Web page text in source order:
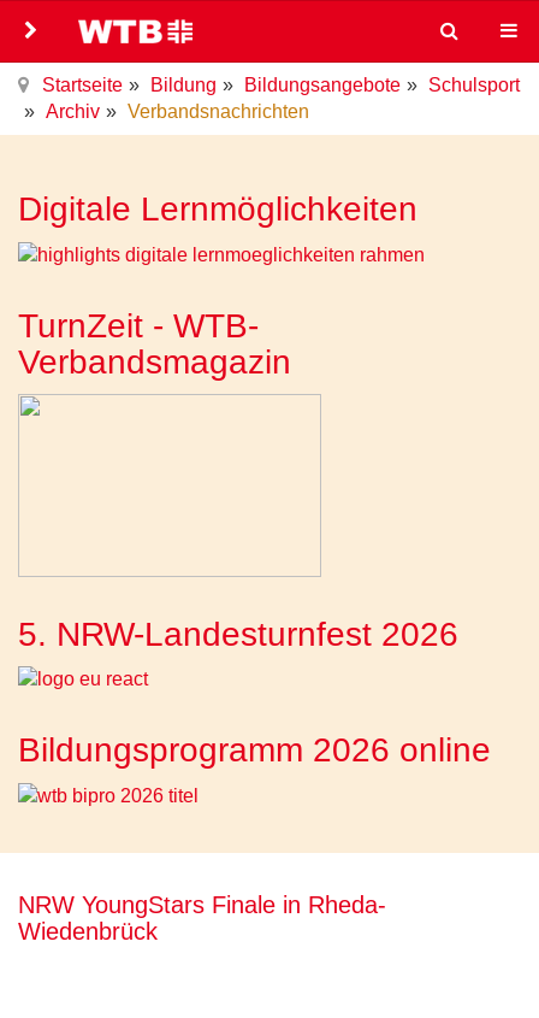
Startseite Bildung Bildungsangebote
Schulsport
Archiv
Verbandsnachrichten
Digitale Lernmöglichkeiten
TurnZeit - WTB-
Verbandsmagazin
5. NRW-Landesturnfest 2026
Bildungsprogramm 2026 online
NRW YoungStars Finale in Rheda-
Wiedenbrück